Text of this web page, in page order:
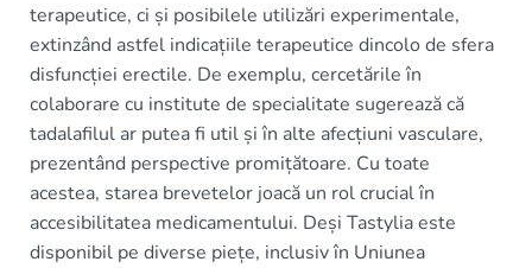
terapeutice, ci și posibilele utilizări experimentale,
extinzând astfel indicațiile terapeutice dincolo de sfera
disfuncției erectile. De exemplu, cercetările în
colaborare cu institute de specialitate sugerează că
tadalafilul ar putea fi util și în alte afecțiuni vasculare,
prezentând perspective promițătoare. Cu toate
acestea, starea brevetelor joacă un rol crucial în
accesibilitatea medicamentului. Deși Tastylia este
disponibil pe diverse piețe, inclusiv în Uniunea